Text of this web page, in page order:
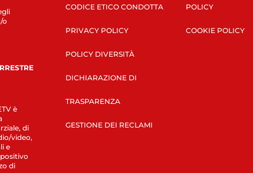
o
è
di
video,
e
di
CODICE ETICO CONDOTTA
PRIVACY POLICY
POLICY DIVERSITÀ
DICHIARAZIONE DI
TRASPARENZA
GESTIONE DEI RECLAMI
POLICY
COOKIE POLICY